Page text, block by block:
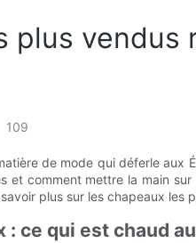
plus
109
de mode qui déferle
et comment mettre la main
plus sur les chapeaux les
: ce qui est chaud